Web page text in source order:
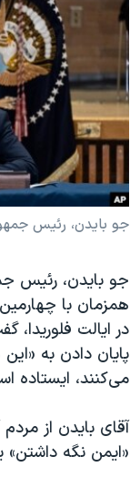
فرهنگ و زندگی
حقوق شهروندی
اقتصادی
علم و فناوری
اسرائیل در جنگ
گالری عکس
انتخابات ریاست
حمله جمهوری
رمز مهسا
ورزش زنان در ایران
اعتراضات زن،
دادگاه حمید نوری
چهل سال
قانون شفافیت
اعتراضات مردمی
نرگس محمدی برنده
دنبال کنید
زبانهای مختلف
جو بایدن، رئیس
جو بایدن، رئیس
همزمان با چهارمین
در ایالت فلوریدا،
پایان دادن به
می‌کنند، ایستاده
آقای بایدن از
«ایمن نگه داشتن»